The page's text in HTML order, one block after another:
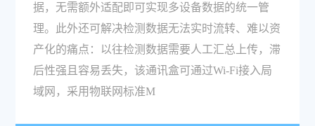
据，无需额外适配即可实现多设备数据的统一管
理。此外还可解决检测数据无法实时流转、难以资
产化的痛点：以往检测数据需要人工汇总上传，滞
后性强且容易丢失，该通讯盒可通过Wi-Fi接入局
域网，采用物联网标准M